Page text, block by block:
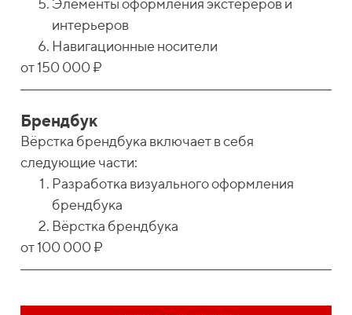
интерьеров
Навигационные носители
от 150 000 ₽
Брендбук
Вёрстка брендбука включает в себя
следующие части:
Разработка визуального оформления
брендбука
Вёрстка брендбука
от 100 000 ₽